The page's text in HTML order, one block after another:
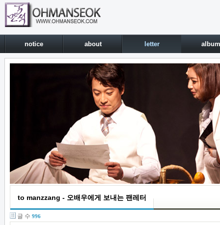
notice about letter album
to manzzang - 오배우에게 보내는 팬레터
글 수 996